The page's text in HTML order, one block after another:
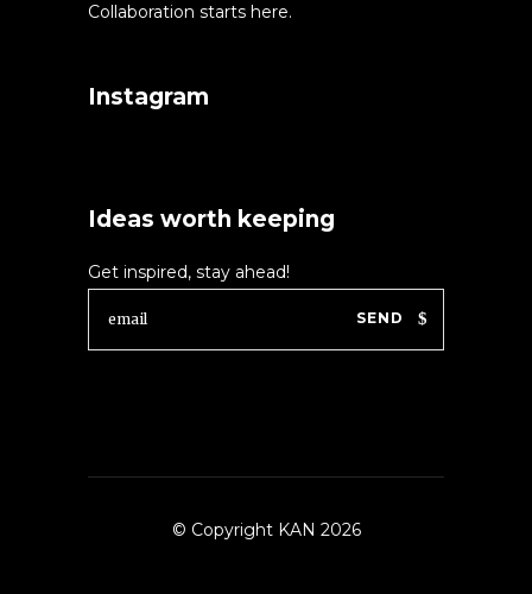
Collaboration starts here.
Instagram
Ideas worth keeping
Get inspired, stay ahead!
SEND
© Copyright KAN 2026